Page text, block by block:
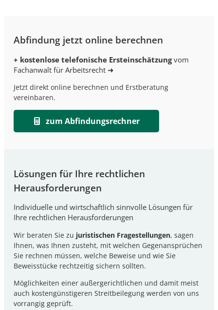
Abfindung jetzt online berechnen
+ kostenlose telefonische Ersteinschätzungvom
Fachanwalt für Arbeitsrecht ➜
Jetzt direkt online berechnen und Erstberatung
vereinbaren.
zum Abfindungsrechner
Lösungen für Ihre rechtlichen
Herausforderungen
Individuelle und wirtschaftlich sinnvolle Lösungen für
Ihre rechtlichen Herausforderungen
Wir beraten Sie zu juristischen Fragestellungen, sagen
Ihnen, was Ihnen zusteht, mit welchen Gegenansprüchen
Sie rechnen müssen, welche Beweise und wie Sie
Beweisstücke rechtzeitig sichern sollten.
Möglichkeiten einer außergerichtlichen und damit meist
auch kostengünstigeren Streitbeilegung werden von uns
vorrangig geprüft.